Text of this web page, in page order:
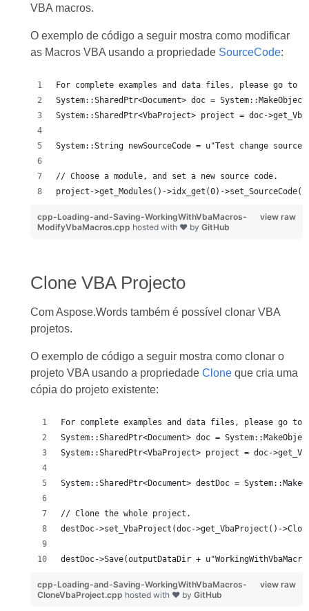
VBA macros.
O exemplo de código a seguir mostra como modificar
as Macros VBA usando a propriedade SourceCode:
For complete examples and data files, please go to
System::SharedPtr<Document> doc =
System::SharedPtr<VbaProject> project = doc-
System::String newSourceCode = u"Test change source
// Choose a module, and set a new source code.
project->get_Modules()->idx_get(0)-
view raw
cpp-Loading-and-Saving-WorkingWithVbaMacros-
ModifyVbaMacros.cpp hosted with ❤ by GitHub
Clone VBA Projecto
Com Aspose.Words também é possível clonar VBA
projetos.
O exemplo de código a seguir mostra como clonar o
projeto VBA usando a propriedade Cloneque cria uma
cópia do projeto existente:
For complete examples and data files, please go to
System::SharedPtr<Document> doc =
System::SharedPtr<VbaProject> project = doc-
System::SharedPtr<Document> destDoc =
// Clone the whole project.
destDoc->set_VbaProject(doc->get_VbaProject()-
destDoc->Save(outputDataDir +
view raw
cpp-Loading-and-Saving-WorkingWithVbaMacros-
CloneVbaProject.cpp hosted with ❤ by GitHub